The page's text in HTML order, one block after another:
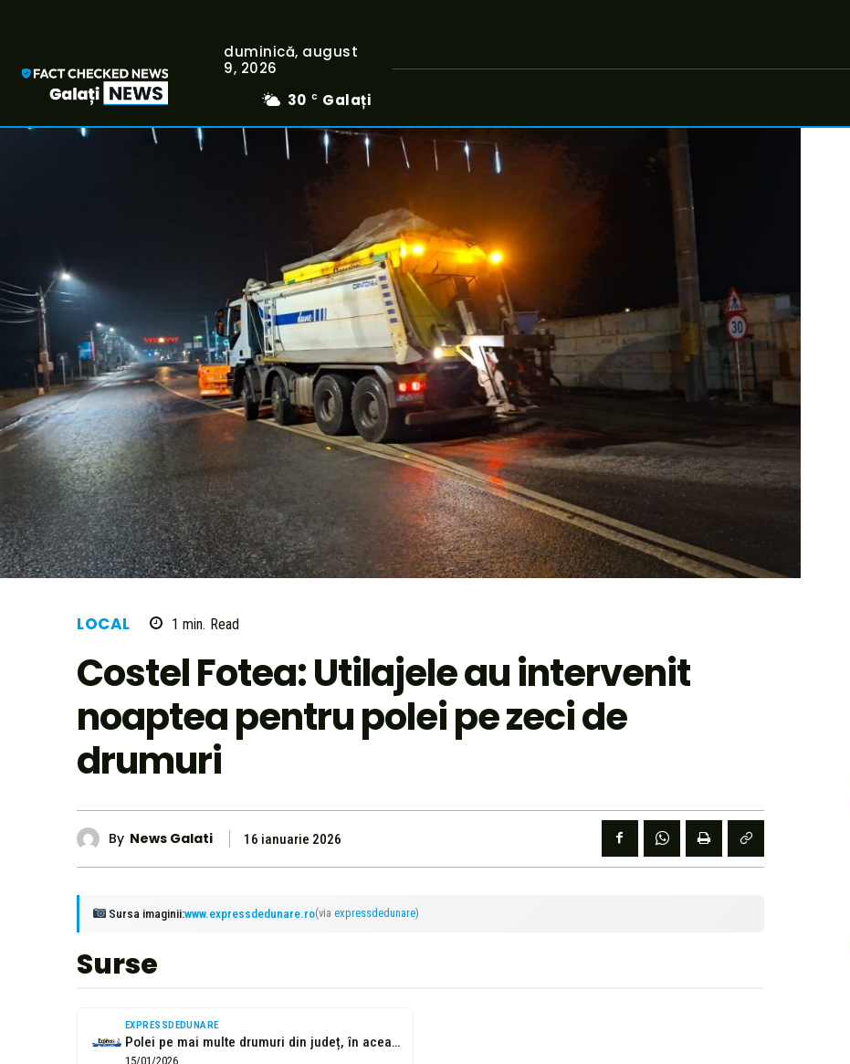
duminică, august
9, 2026
30 C Galați
LOCAL 1 min. Read
Costel Fotea: Utilajele au intervenit
noaptea pentru polei pe zeci de
drumuri
By News Galati 16 ianuarie 2026
Sursa imaginii:www.expressdedunare.ro(viaexpressdedunare)
Surse
EXPRESSDEDUNARE
Polei pe mai multe drumuri din județ, în această dimineață!
15/01/2026